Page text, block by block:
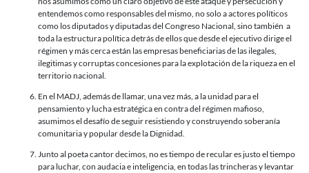
entendemos como responsables del mismo, no solo a actores políticos
como los diputados y diputadas del Congreso Nacional, sino también a
toda la estructura política detrás de ellos que desde el ejecutivo dirige el
régimen y más cerca están las empresas beneficiarias de las ilegales,
ilegitimas y corruptas concesiones para la explotación de la riqueza en el
territorio nacional.
En el MADJ, además de llamar, una vez más, a la unidad para el
pensamiento y lucha estratégica en contra del régimen mafioso,
asumimos el desafío de seguir resistiendo y construyendo soberanía
comunitaria y popular desde la Dignidad.
Junto al poeta cantor decimos, no es tiempo de recular es justo el tiempo
para luchar, con audacia e inteligencia, en todas las trincheras y levantar